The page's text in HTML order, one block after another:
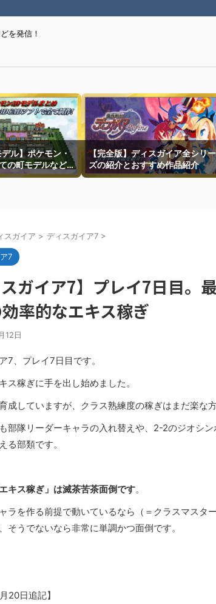
を発信！
デル】ポケモン・
の町モデルなど
【完全版】ディスガイア全シリー
ズの紹介とおすすめ作品紹介
スガイア > ディスガイア7 >
7
スガイア7】プレイ7日目。
率的なエキス稼ぎ
12日
7、プレイ7日目です。
ス稼ぎに手を出し始めました。
成していますが、クラス熟練度の稼ぎはまだ楽な方
部隊リーダーキャラの入れ替えや、2-2のジオシ
る部類です。
エキス稼ぎ」は滅茶苦茶面倒です。
ラを作る前提で動いているなら（＝クラスマスタ
そうでないなら非常に単調かつ面倒です。
20日追記】